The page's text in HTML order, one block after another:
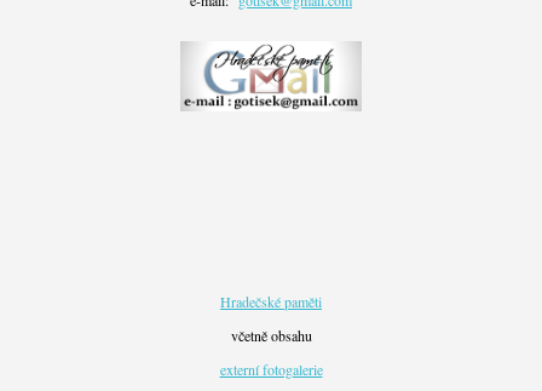
Hradečské paměti
včetně obsahu
externí fotogalerie